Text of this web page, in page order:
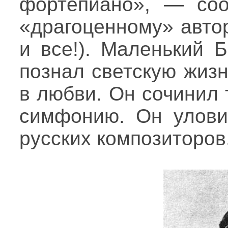
«драгоценному»
и все!). Маленький
познал светскую
в любви. Он сочинил
симфонию. Он
русских